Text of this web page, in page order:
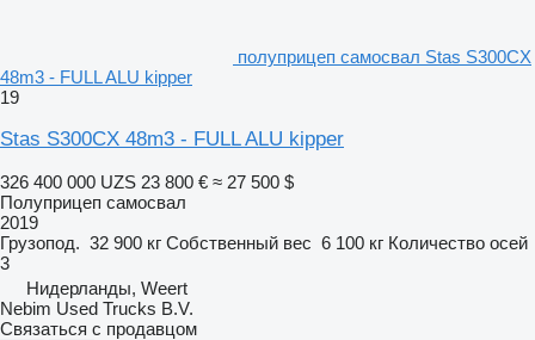
полуприцеп самосвал Stas S300CX
48m3 - FULL ALU kipper
19
Stas S300CX 48m3 - FULL ALU kipper
326 400 000 UZS 23 800 € ≈ 27 500 $
Полуприцеп самосвал
2019
Грузопод. 32 900 кг Собственный вес 6 100 кг Количество осей
3
Нидерланды, Weert
Nebim Used Trucks B.V.
Связаться с продавцом